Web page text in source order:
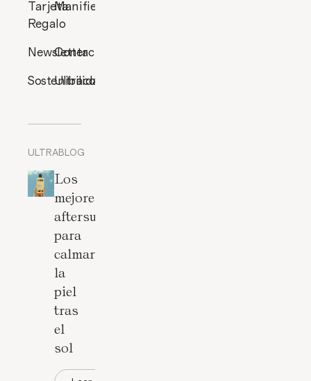
Tarjeta
Regalo
Manifiesto
Newsletter
Contacto
Sostenibilidad
Ultracosmética
ULTRABLOG
Los
mejores
aftersun
para
calmar
la
piel
tras
el
sol